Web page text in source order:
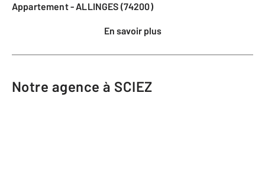
Appartement - ALLINGES (74200)
En savoir plus
Notre agence à SCIEZ